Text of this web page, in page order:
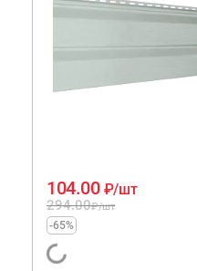
294.00₽/шт
104.00 ₽/шт
-65%